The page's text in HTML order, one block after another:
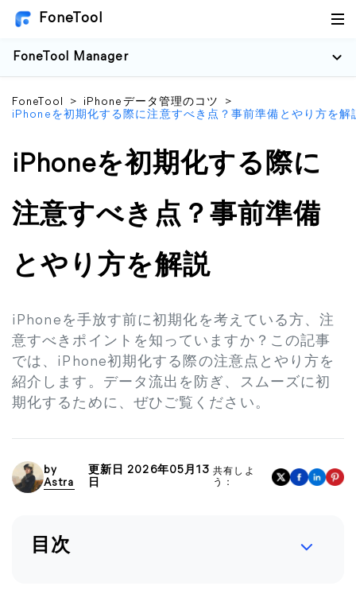
FoneTool
FoneTool Manager
FoneTool > iPhoneデータ管理のコツ
>
iPhoneを初期化する際に注意すべき点？事前準備とやり方を解
iPhoneを初期化する際に
注意すべき点？事前準備
とやり方を解説
iPhoneを手放す前に初期化を考えている方、注
意すべきポイントを知っていますか？この記事
では、iPhone初期化する際の注意点とやり方を
紹介します。データ流出を防ぎ、スムーズに初
期化するために、ぜひご覧ください。
by
Astra
更新日 2026年05月13
日
共有しよ
う：
目次